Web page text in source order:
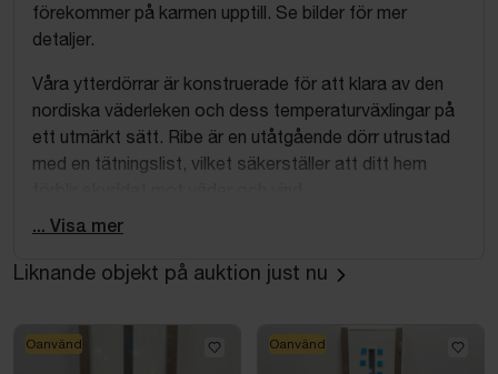
förekommer på karmen upptill. Se bilder för mer
detaljer.
Våra ytterdörrar är konstruerade för att klara av den
nordiska väderleken och dess temperaturväxlingar på
ett utmärkt sätt. Ribe är en utåtgående dörr utrustad
med en tätningslist, vilket säkerställer att ditt hem
Material: Furu
Färg: Vitmålad NCS S 0502-Y
Höjd: 2088 mm
Djup: 60 mm
... Visa mer
Liknande objekt på auktion just nu
Oanvänd Oanvänd